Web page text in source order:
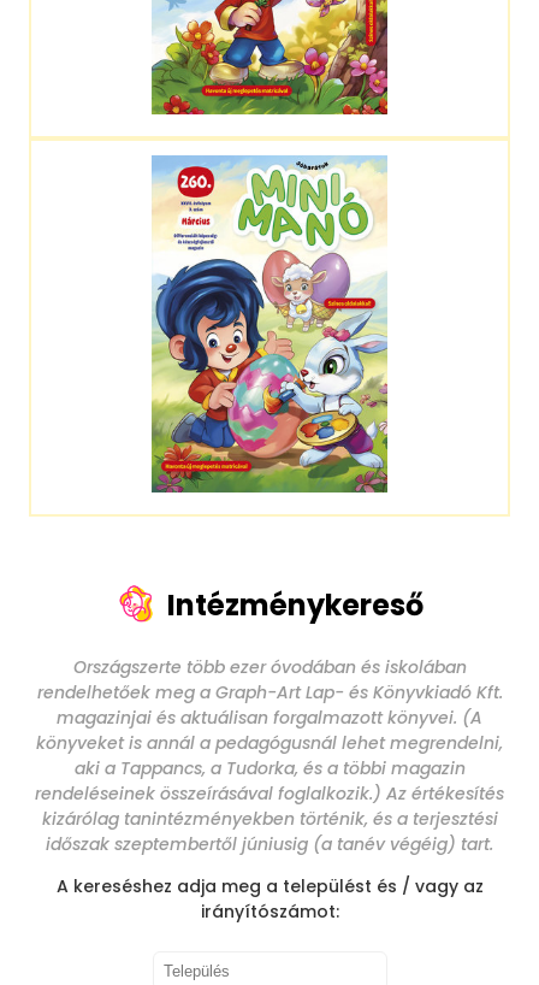
Intézménykereső
Országszerte több ezer óvodában és iskolában
rendelhetőek meg a Graph-Art Lap- és Könyvkiadó Kft.
magazinjai és aktuálisan forgalmazott könyvei. (A
könyveket is annál a pedagógusnál lehet megrendelni,
aki a Tappancs, a Tudorka, és a többi magazin
rendeléseinek összeírásával foglalkozik.) Az értékesítés
kizárólag tanintézményekben történik, és a terjesztési
időszak szeptembertől júniusig (a tanév végéig) tart.
A kereséshez adja meg a települést és / vagy az
irányítószámot: